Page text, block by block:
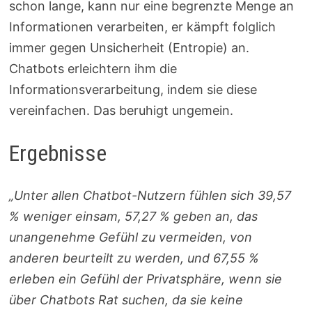
schon lange, kann nur eine begrenzte Menge an
Informationen verarbeiten, er kämpft folglich
immer gegen Unsicherheit (Entropie) an.
Chatbots erleichtern ihm die
Informationsverarbeitung, indem sie diese
vereinfachen. Das beruhigt ungemein.
Ergebnisse
„Unter allen Chatbot-Nutzern fühlen sich 39,57
% weniger einsam, 57,27 % geben an, das
unangenehme Gefühl zu vermeiden, von
anderen beurteilt zu werden, und 67,55 %
erleben ein Gefühl der Privatsphäre, wenn sie
über Chatbots Rat suchen, da sie keine